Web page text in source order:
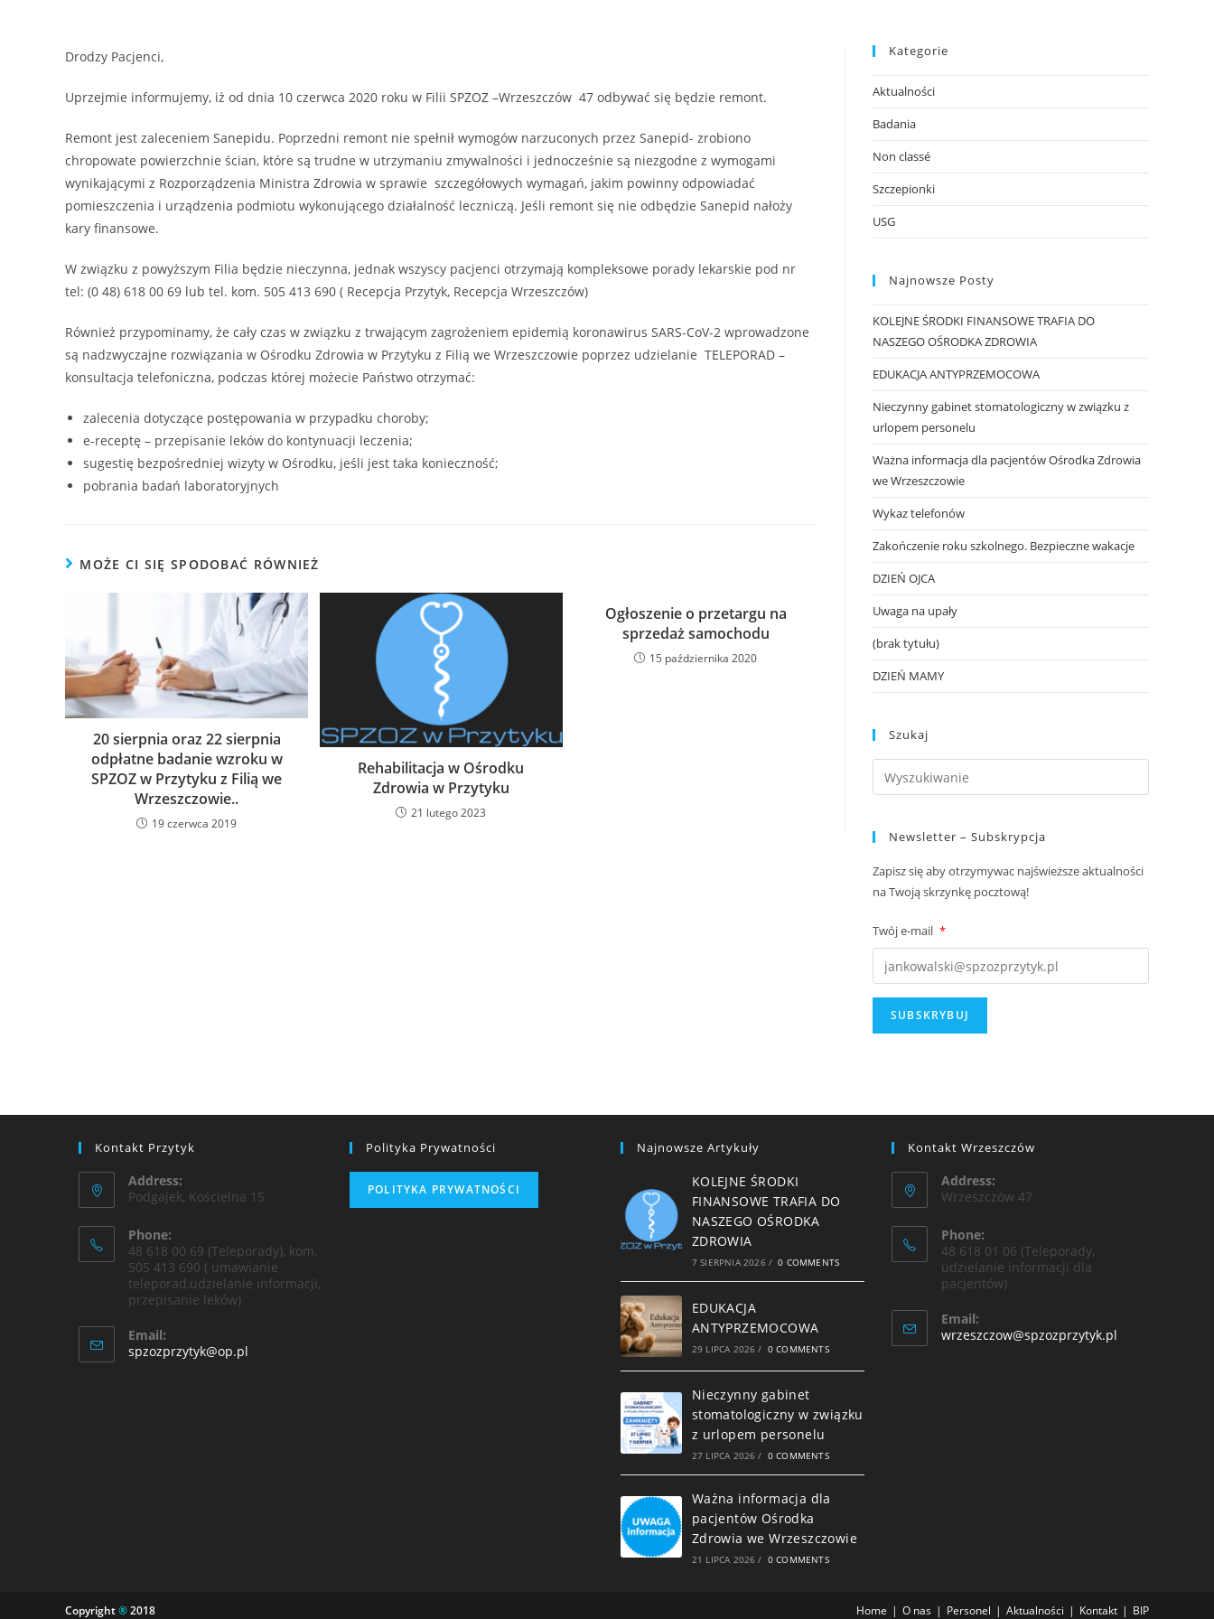
Drodzy Pacjenci,
Uprzejmie informujemy, iż od dnia 10 czerwca 2020 roku w Filii SPZOZ –Wrzeszczów 47 odbywać się będzie remont.
Remont jest zaleceniem Sanepidu. Poprzedni remont nie spełnił wymogów narzuconych przez Sanepid- zrobiono
chropowate powierzchnie ścian, które są trudne w utrzymaniu zmywalności i jednocześnie są niezgodne z wymogami
wynikającymi z Rozporządzenia Ministra Zdrowia w sprawie szczegółowych wymagań, jakim powinny odpowiadać
pomieszczenia i urządzenia podmiotu wykonującego działalność leczniczą. Jeśli remont się nie odbędzie Sanepid nałoży
kary finansowe.
W związku z powyższym Filia będzie nieczynna, jednak wszyscy pacjenci otrzymają kompleksowe porady lekarskie pod nr
tel: (0 48) 618 00 69 lub tel. kom. 505 413 690 ( Recepcja Przytyk, Recepcja Wrzeszczów)
Również przypominamy, że cały czas w związku z trwającym zagrożeniem epidemią koronawirus SARS-CoV-2 wprowadzone
są nadzwyczajne rozwiązania w Ośrodku Zdrowia w Przytyku z Filią we Wrzeszczowie poprzez udzielanie TELEPORAD –
konsultacja telefoniczna, podczas której możecie Państwo otrzymać:
zalecenia dotyczące postępowania w przypadku choroby;
e-receptę – przepisanie leków do kontynuacji leczenia;
sugestię bezpośredniej wizyty w Ośrodku, jeśli jest taka konieczność;
pobrania badań laboratoryjnych
MOŻE CI SIĘ SPODOBAĆ RÓWNIEŻ
20 sierpnia oraz 22 sierpnia
odpłatne badanie wzroku w
SPZOZ w Przytyku z Filią we
Wrzeszczowie..
19 czerwca 2019
Rehabilitacja w Ośrodku
Zdrowia w Przytyku
21 lutego 2023
Ogłoszenie o przetargu na
sprzedaż samochodu
15 października 2020
Kategorie
Aktualności
Badania
Non classé
Szczepionki
USG
Najnowsze Posty
KOLEJNE ŚRODKI FINANSOWE TRAFIA DO
NASZEGO OŚRODKA ZDROWIA
EDUKACJA ANTYPRZEMOCOWA
Nieczynny gabinet stomatologiczny w związku z
urlopem personelu
Ważna informacja dla pacjentów Ośrodka Zdrowia
we Wrzeszczowie
Wykaz telefonów
Zakończenie roku szkolnego. Bezpieczne wakacje
DZIEŃ OJCA
Uwaga na upały
(brak tytułu)
DZIEŃ MAMY
Szukaj
Newsletter – Subskrypcja
Zapisz się aby otrzymywac najświeższe aktualności
na Twoją skrzynkę pocztową!
Twój e-mail *
Kontakt Przytyk
Address:
Podgajek, Kościelna 15
Phone:
48 618 00 69 (Teleporady), kom.
505 413 690 ( umawianie
teleporad,udzielanie informacji,
przepisanie leków)
Email:
spzozprzytyk@op.pl
Polityka Prywatności
POLITYKA PRYWATNOŚCI
Najnowsze Artykuły
KOLEJNE ŚRODKI
FINANSOWE TRAFIA DO
NASZEGO OŚRODKA
ZDROWIA
7 SIERPNIA 2026 / 0 COMMENTS
EDUKACJA
ANTYPRZEMOCOWA
29 LIPCA 2026 / 0 COMMENTS
Nieczynny gabinet
stomatologiczny w związku
z urlopem personelu
27 LIPCA 2026 / 0 COMMENTS
Ważna informacja dla
pacjentów Ośrodka
Zdrowia we Wrzeszczowie
21 LIPCA 2026 / 0 COMMENTS
Kontakt Wrzeszczów
Address:
Wrzeszczów 47
Phone:
48 618 01 06 (Teleporady,
udzielanie informacji dla
pacjentów)
Email:
wrzeszczow@spzozprzytyk.pl
Home O nas Personel Aktualności Kontakt BIP
Copyright®2018